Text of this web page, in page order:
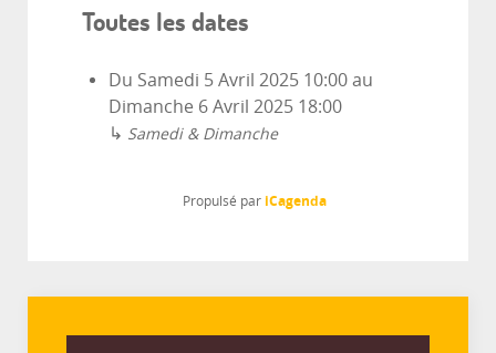
Toutes les dates
Du Samedi 5 Avril 2025 10:00 au
Dimanche 6 Avril 2025 18:00
↳ Samedi & Dimanche
Propulsé par iCagenda